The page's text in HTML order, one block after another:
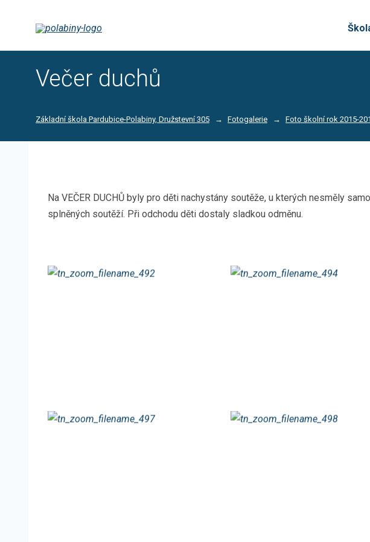
Večer duchů
Základní škola Pardubice-Polabiny, Družstevní 305 Fotogalerie Foto školní rok 2015-
Na VEČER DUCHŮ byly pro děti nachystány soutěže, u kterých nesměly
splněných soutěží. Při odchodu děti dostaly sladkou odměnu.